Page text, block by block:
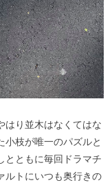
はり並木はなくてはな
小枝が唯一のパズルと
とともに毎回ドラマチ
ルトにいつも奥行きの